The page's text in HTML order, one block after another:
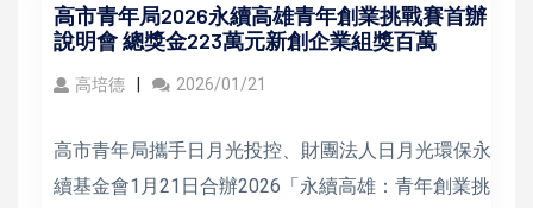
高市青年局2026永續高雄青年創業挑戰賽首辦
說明會 總獎金223萬元新創企業組獎百萬
高培德 2026/01/21
高市青年局攜手日月光投控、財團法人日月光環保永
續基金會1月21日合辦2026「永續高雄：青年創業挑